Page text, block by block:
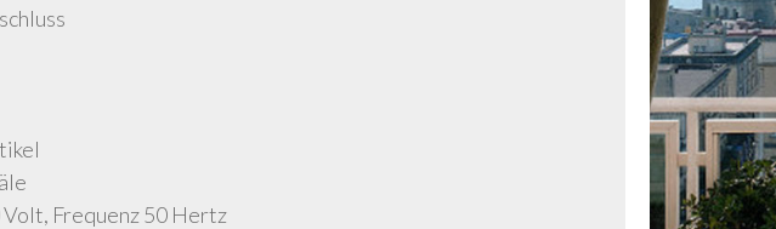
Frequenz 50 Hertz